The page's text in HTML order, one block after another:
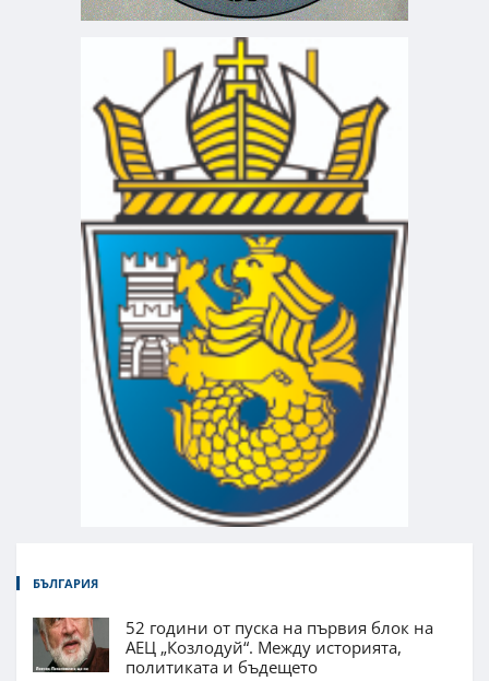
БЪЛГАРИЯ
52 години от пуска на първия блок на
АЕЦ „Козлодуй“. Между историята,
политиката и бъдещето